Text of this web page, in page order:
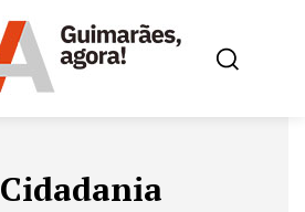
Cidadania